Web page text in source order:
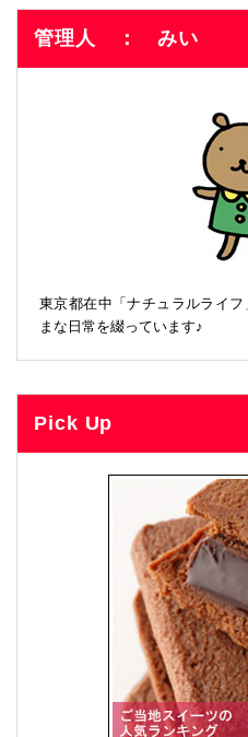
管理人 ： みい
東京都在中「ナチュラルライ
まな日常を綴っています♪
Pick Up